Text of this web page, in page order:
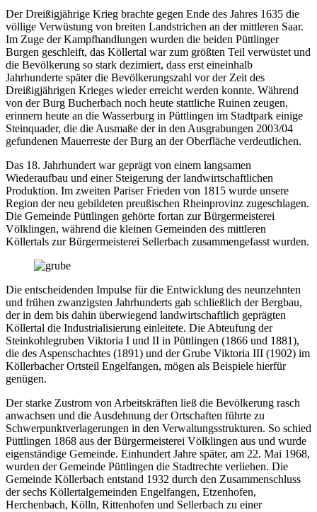
Der Dreißigjährige Krieg brachte gegen Ende des Jahres 1635 die
völlige Verwüstung von breiten Landstrichen an der mittleren Saar.
Im Zuge der Kampfhandlungen wurden die beiden Püttlinger
Burgen geschleift, das Köllertal war zum größten Teil verwüstet und
die Bevölkerung so stark dezimiert, dass erst eineinhalb
Jahrhunderte später die Bevölkerungszahl vor der Zeit des
Dreißigjährigen Krieges wieder erreicht werden konnte. Während
von der Burg Bucherbach noch heute stattliche Ruinen zeugen,
erinnern heute an die Wasserburg in Püttlingen im Stadtpark einige
Steinquader, die die Ausmaße der in den Ausgrabungen 2003/04
gefundenen Mauerreste der Burg an der Oberfläche verdeutlichen.
Das 18. Jahrhundert war geprägt von einem langsamen
Wiederaufbau und einer Steigerung der landwirtschaftlichen
Produktion. Im zweiten Pariser Frieden von 1815 wurde unsere
Region der neu gebildeten preußischen Rheinprovinz zugeschlagen.
Die Gemeinde Püttlingen gehörte fortan zur Bürgermeisterei
Völklingen, während die kleinen Gemeinden des mittleren
Köllertals zur Bürgermeisterei Sellerbach zusammengefasst wurden.
Die entscheidenden Impulse für die Entwicklung des neunzehnten
und frühen zwanzigsten Jahrhunderts gab schließlich der Bergbau,
der in dem bis dahin überwiegend landwirtschaftlich geprägten
Köllertal die Industrialisierung einleitete. Die Abteufung der
Steinkohlegruben Viktoria I und II in Püttlingen (1866 und 1881),
die des Aspenschachtes (1891) und der Grube Viktoria III (1902) im
Köllerbacher Ortsteil Engelfangen, mögen als Beispiele hierfür
genügen.
Der starke Zustrom von Arbeitskräften ließ die Bevölkerung rasch
anwachsen und die Ausdehnung der Ortschaften führte zu
Schwerpunktverlagerungen in den Verwaltungsstrukturen. So schied
Püttlingen 1868 aus der Bürgermeisterei Völklingen aus und wurde
eigenständige Gemeinde. Einhundert Jahre später, am 22. Mai 1968,
wurden der Gemeinde Püttlingen die Stadtrechte verliehen. Die
Gemeinde Köllerbach entstand 1932 durch den Zusammenschluss
der sechs Köllertalgemeinden Engelfangen, Etzenhofen,
Herchenbach, Kölln, Rittenhofen und Sellerbach zu einer